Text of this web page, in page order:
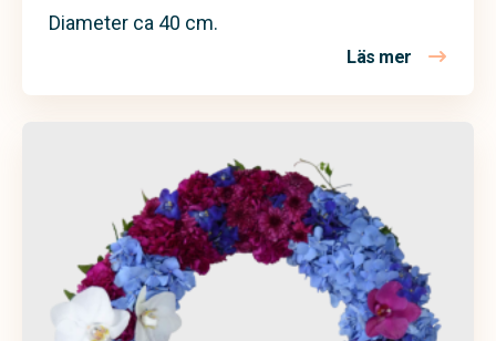
Diameter ca 40 cm.
Läs mer om